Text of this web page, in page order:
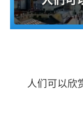
人们可以欣